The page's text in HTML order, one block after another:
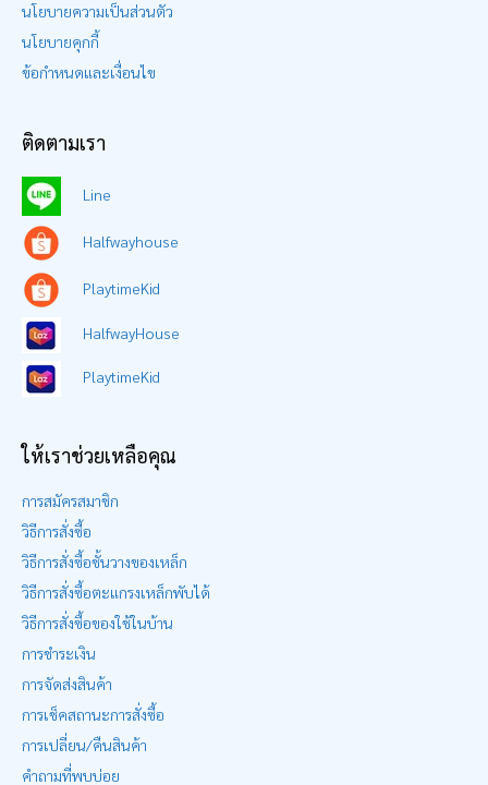
นโยบายความเป็นส่วนตัว
นโยบายคุกกี้
ข้อกำหนดและเงื่อนไข
ติดตามเรา
Line
Halfwayhouse
PlaytimeKid
HalfwayHouse
PlaytimeKid
ให้เราช่วยเหลือคุณ
การสมัครสมาชิก
วิธีการสั่งซื้อ
วิธีการสั่งซื้อชั้นวางของเหล็ก
วิธีการสั่งซื้อตะแกรงเหล็กพับได้
วิธีการสั่งซื้อของใช้ในบ้าน
การชำระเงิน
การจัดส่งสินค้า
การเช็คสถานะการสั่งซื้อ
การเปลี่ยน/คืนสินค้า
คำถามที่พบบ่อย